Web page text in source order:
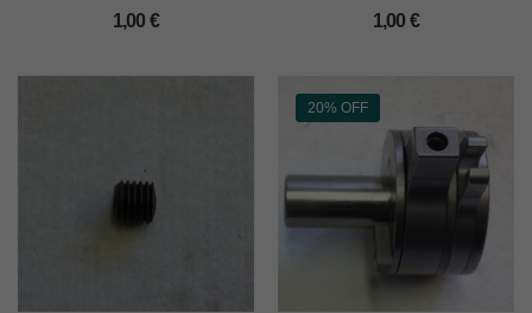
ALBERO CENTRALE
Diam.6 PER BARATTO
1,00 €
CENTRALE Diam7x11
PER BARATTO
1,00 €
20% OFF